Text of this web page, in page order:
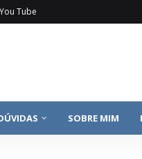
You Tube
SOBRE MIM